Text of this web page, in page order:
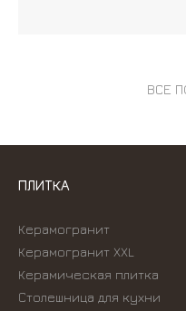
ВСЕ
ПЛИТКА
Керамогранит
Керамогранит XXL
Керамическая плитка
Столешница для кухни